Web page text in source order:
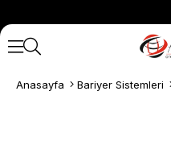
Anasayfa Bariyer Sistemleri